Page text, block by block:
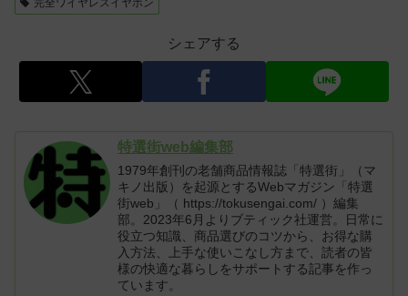
完全ワイヤレスイヤホン
シェアする
特選街web編集部
1979年創刊の老舗商品情報誌「特選街」（マ
キノ出版）を起源とするWebマガジン「特選
街web」（ https://tokusengai.com/ ）編集
部。2023年6月よりブティック社運営。日常に
役立つ知識、商品選びのコツから、お得な購
入方法、上手な使いこなし方まで、読者の皆
様の快適な暮らしをサポートする記事を作っ
ています。